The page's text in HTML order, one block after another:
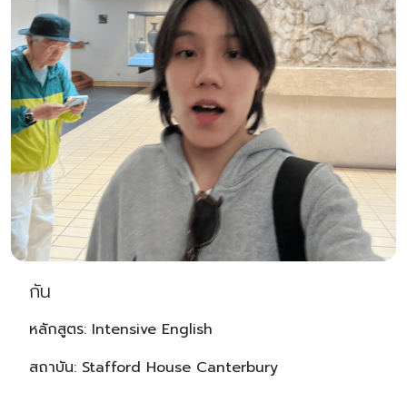
กัน
หลักสูตร: Intensive English
สถาบัน: Stafford House Canterbury